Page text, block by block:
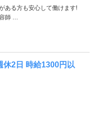
ある方も安心して働けます!
師 …
休2日 時給1300円以